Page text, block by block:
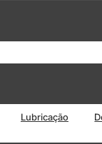
Lubricação